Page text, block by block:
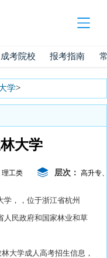
成考院校 报考指南
学>
大学
理工类 层次： 高升专
学，，位于浙江省杭州
人民政府和国家林业和草
大学成人高考招生信息，